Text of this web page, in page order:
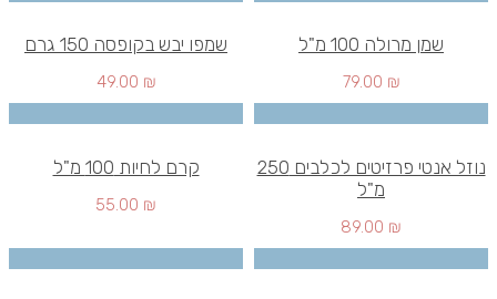
שמן מרולה 100 מ"ל
79.00 ₪
שמפו יבש בקופסה 150 גרם
49.00 ₪
נוזל אנטי פרזיטים לכלבים 250
מ"ל
89.00 ₪
קרם לחיות 100 מ"ל
55.00 ₪